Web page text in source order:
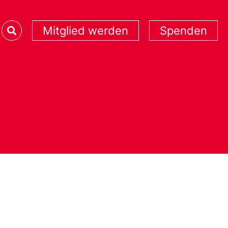
Mitglied werden Spenden